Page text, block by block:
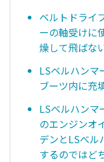
ベルトドライ
ーの軸受けに
燥して飛ばな
LSベルハンマ
ブーツ内に充
LSベルハンマ
のエンジンオ
デンとLSべル
するのではど